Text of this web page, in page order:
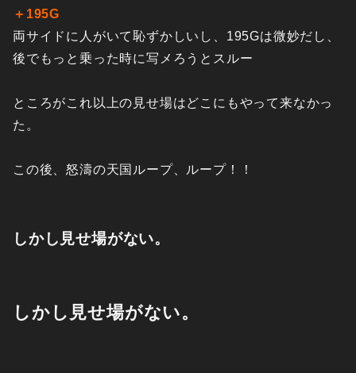
＋195G
両サイドに人がいて恥ずかしいし、195Gは微妙だし、
後でもっと乗った時に写メろうとスルー
ところがこれ以上の見せ場はどこにもやって来なかっ
た。
この後、怒濤の天国ループ、ループ！！
しかし見せ場がない。
しかし見せ場がない。